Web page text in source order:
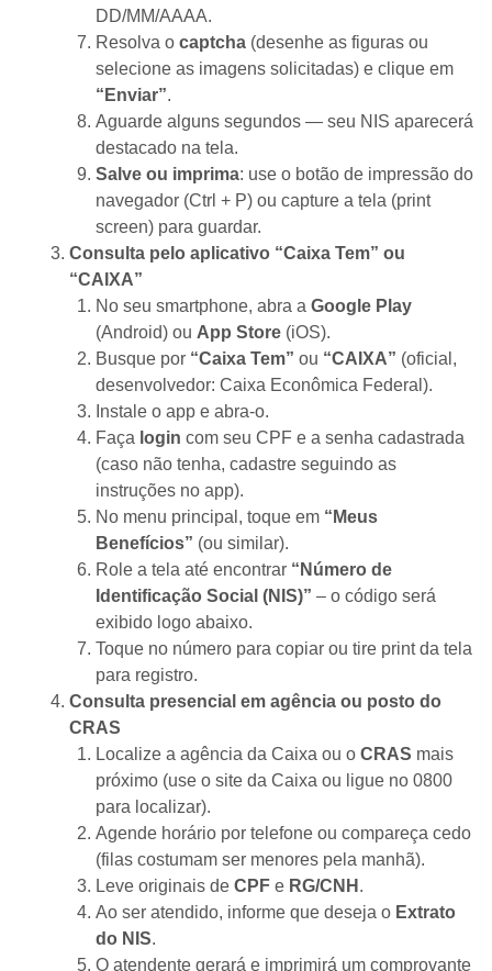
DD/MM/AAAA.
Resolva o captcha (desenhe as figuras ou
selecione as imagens solicitadas) e clique em
“Enviar”.
Aguarde alguns segundos — seu NIS aparecerá
destacado na tela.
Salve ou imprima: use o botão de impressão do
navegador (Ctrl + P) ou capture a tela (print
screen) para guardar.
Consulta pelo aplicativo “Caixa Tem” ou
“CAIXA”
No seu smartphone, abra a Google Play
(Android) ou App Store (iOS).
Busque por “Caixa Tem” ou “CAIXA” (oficial,
desenvolvedor: Caixa Econômica Federal).
Instale o app e abra-o.
Faça login com seu CPF e a senha cadastrada
(caso não tenha, cadastre seguindo as
instruções no app).
No menu principal, toque em “Meus
Benefícios” (ou similar).
Role a tela até encontrar “Número de
Identificação Social (NIS)” – o código será
exibido logo abaixo.
Toque no número para copiar ou tire print da tela
para registro.
Consulta presencial em agência ou posto do
CRAS
Localize a agência da Caixa ou o CRAS mais
próximo (use o site da Caixa ou ligue no 0800
para localizar).
Agende horário por telefone ou compareça cedo
(filas costumam ser menores pela manhã).
Leve originais de CPF e RG/CNH .
Ao ser atendido, informe que deseja o Extrato
do NIS.
O atendente gerará e imprimirá um comprovante